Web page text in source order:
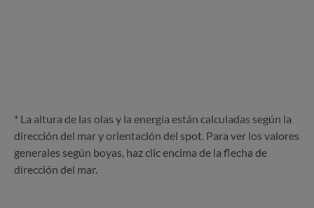
* La altura de las olas y la energía están calculadas según la
dirección del mar y orientación del spot. Para ver los valores
generales según boyas, haz clic encima de la flecha de
dirección del mar.